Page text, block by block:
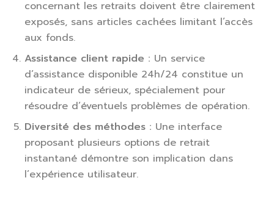
concernant les retraits doivent être clairement
exposés, sans articles cachées limitant l’accès
aux fonds.
Assistance client rapide : Un service
d’assistance disponible 24h/24 constitue un
indicateur de sérieux, spécialement pour
résoudre d’éventuels problèmes de opération.
Diversité des méthodes : Une interface
proposant plusieurs options de retrait
instantané démontre son implication dans
l’expérience utilisateur.